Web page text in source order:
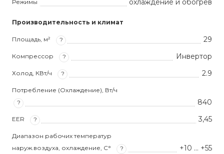
Режимы охлаждение и обогрев
Производительность и климат
Площадь, м² ? 29
Компрессор ? Инвертор
Холод, КВт/ч ? 2.9
Потребление (Охлаждение), Вт/ч
?
840
EER ? 3,45
Диапазон рабочих температур
наруж.воздуха, охлаждение, С°
? +10 … +55